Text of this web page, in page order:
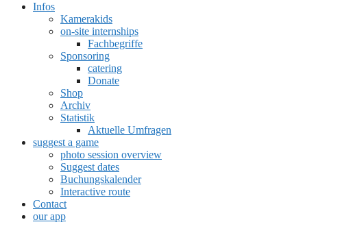
Infos
Kamerakids
on-site internships
Fachbegriffe
Sponsoring
catering
Donate
Shop
Archiv
Statistik
Aktuelle Umfragen
suggest a game
photo session overview
Suggest dates
Buchungskalender
Interactive route
Contact
our app